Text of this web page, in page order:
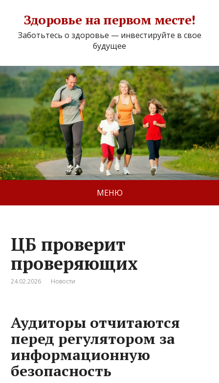
Здоровье на первом месте!
Заботьтесь о здоровье — инвестируйте в свое
будущее
МЕНЮ
ЦБ проверит
проверяющих
24.02.2026 Новости
Аудиторы отчитаются
перед регулятором за
информационную
безопасность